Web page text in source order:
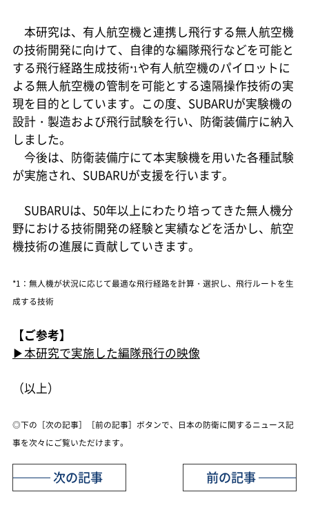
本研究は、有人航空機と連携し飛行する無人航空機
の技術開発に向けて、自律的な編隊飛行などを可能と
する飛行経路生成技術*1 や有人航空機のパイロットに
よる無人航空機の管制を可能とする遠隔操作技術の実
現を目的としています。この度、SUBARUが実験機の
設計・製造および飛行試験を行い、防衛装備庁に納入
しました。
今後は、防衛装備庁にて本実験機を用いた各種試験
が実施され、SUBARUが支援を行います。
SUBARUは、50年以上にわたり培ってきた無人機分
野における技術開発の経験と実績などを活かし、航空
機技術の進展に貢献していきます。
*1：無人機が状況に応じて最適な飛行経路を計算・選択し、飛行ルートを生
成する技術
【ご参考】
▶本研究で実施した編隊飛行の映像
（以上）
◎下の［次の記事］［前の記事］ボタンで、日本の防衛に関するニュース記
事を次々にご覧いただけます。
前の記事
次の記事